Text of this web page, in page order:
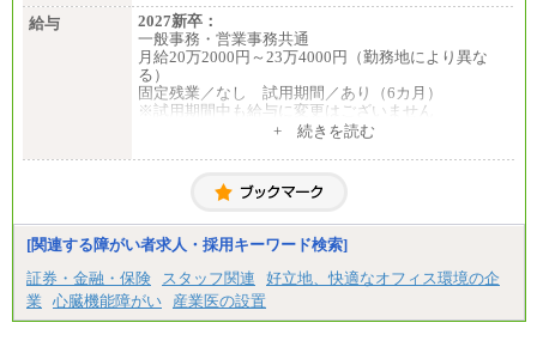
給与
2027新卒：
一般事務・営業事務共通
月給20万2000円～23万4000円（勤務地により異な
る）
固定残業／なし 試用期間／あり（6カ月）
※試用期間中も給与に変更はございません
月給20万2000円～23万4000円（勤務地により異な
固定残業／なし 試用期間／あり（6か月）
+ 続きを読む
[関連する障がい者求人・採用キーワード検索]
証券・金融・保険
スタッフ関連
好立地、快適なオフィス環境の企
業
心臓機能障がい 産業医の設置